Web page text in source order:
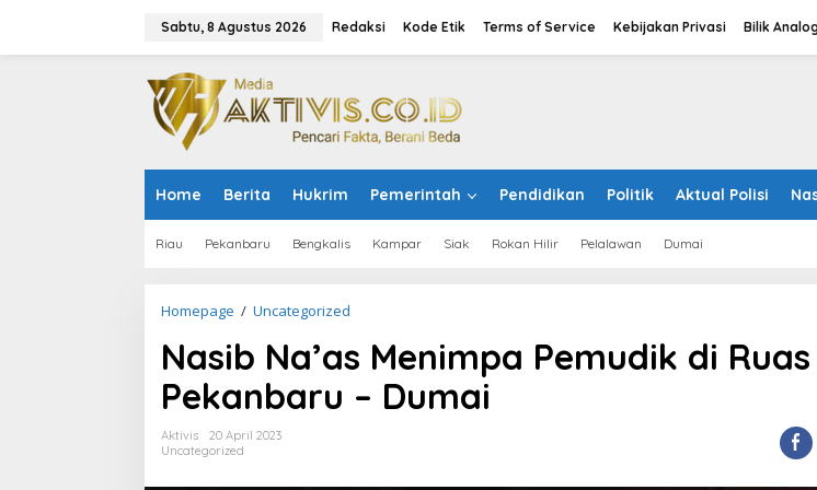
Sabtu, 8 Agustus 2026 Redaksi Kode Etik Terms of Service Kebijakan Privasi Bilik
Home Berita Hukrim Pemerintah Pendidikan Politik Aktual Polisi
Riau Pekanbaru Bengkalis Kampar Siak Rokan Hilir Pelalawan Dumai
Homepage / Uncategorized
s
i
Nasib Na’as Menimpa Pemudik di Ruas
Pekanbaru – Dumai
Aktivis
20 April 2023
Uncategorized